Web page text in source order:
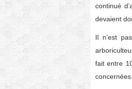
continué
devaient
Il n’est
fait entre